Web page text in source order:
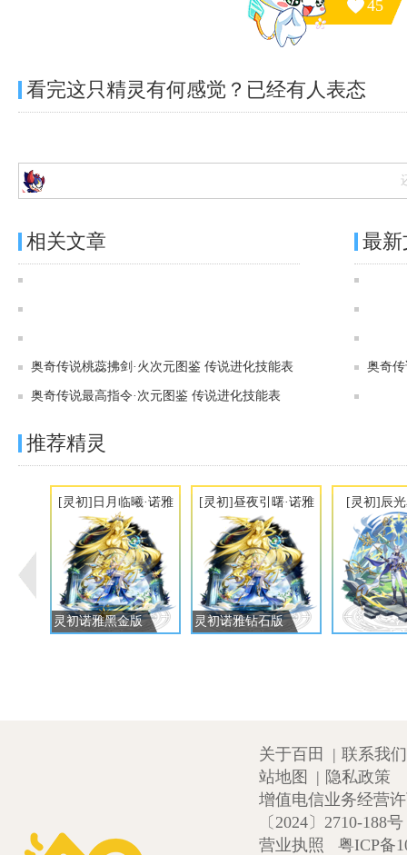
45
看完这只精灵有何感觉？已经有人表态
相关文章
奥奇传说桃蕊拂剑·火次元图鉴 传说进化技能表
奥奇传说最高指令·次元图鉴 传说进化技能表
最
奥奇
推荐精灵
[灵初]日月临曦·诺雅
灵初诺雅黑金版
[灵初]昼夜引曙·诺雅
灵初诺雅钻石版
[灵初]辰
关于百田 | 联系我们
站地图
| 隐私政策
增值电信业务经营
〔2024〕2710-188号
营业执照
粤ICP备